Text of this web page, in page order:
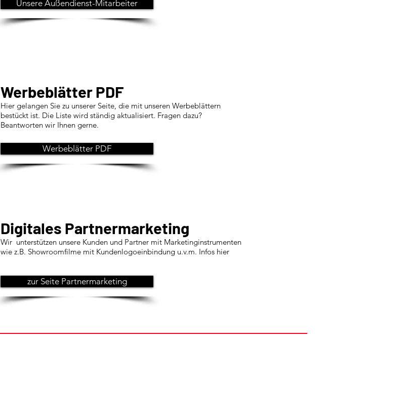
Unsere Außendienst-Mitarbeiter
Werbeblätter PDF
Hier gelangen Sie zu unserer Seite, die mit unseren Werbeblättern
bestückt ist. Die Liste wird ständig aktualisiert. Fragen dazu?
Beantworten wir Ihnen gerne.
Werbeblätter PDF
Digitales Partnermarketing
Wir unterstützen unsere Kunden und Partner mit Marketinginstrumenten
wie z.B. Showroomfilme mit Kundenlogoeinbindung u.v.m. Infos hier
zur Seite Partnermarketing